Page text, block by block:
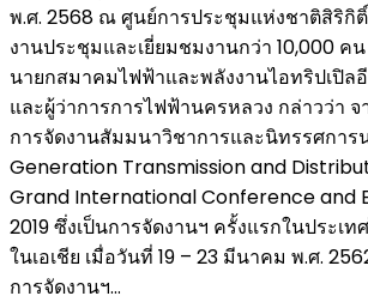
พ.ศ. 2568 ณ ศูนย์การประชุมแห่งชาติสิริกิ
งานประชุมและเยี่ยมชมงานกว่า 10,000 ค
นายกสมาคมไฟฟ้าและพลังงานไอทริปเปิล
และผู้ว่าการการไฟฟ้านครหลวง กล่าวว่า จ
การจัดงานสัมมนาวิชาการและนิทรรศการน
Generation Transmission and
Grand International Conference and
2019 ซึ่งเป็นการจัดงานฯ ครั้งแรกในประเ
ในเอเชีย เมื่อวันที่ 19 – 23 มีนาคม พ.ศ.
การจัดงานฯ...